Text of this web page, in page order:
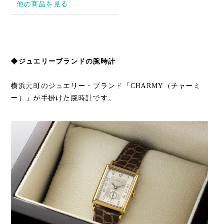
◆ジュエリーブランドの腕時計
横浜元町のジュエリー・ブランド「CHARMY（チャーミ
ー）」が手掛けた腕時計です。